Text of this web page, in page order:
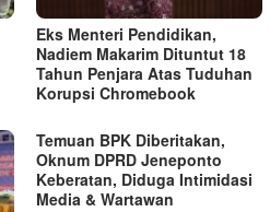
Eks Menteri Pendidikan,
Nadiem Makarim Dituntut 18
Tahun Penjara Atas Tuduhan
Korupsi Chromebook
Temuan BPK Diberitakan,
Oknum DPRD Jeneponto
Keberatan, Diduga Intimidasi
Media & Wartawan